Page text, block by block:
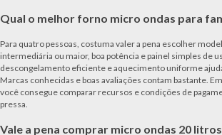
Qual o melhor forno micro ondas para
Para quatro pessoas, costuma valer a pena escolher
intermediária ou maior, boa potência e painel simples de
descongelamento eficiente e aquecimento uniforme
Marcas conhecidas e boas avaliações contam bastante.
você consegue comparar recursos e condições de
pressa.
Vale a pena comprar micro ondas 20